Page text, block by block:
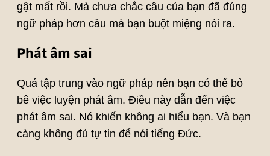
gật mất rồi. Mà chưa chắc câu của bạn đã đúng
ngữ pháp hơn câu mà bạn buột miệng nói ra.
Phát âm sai
Quá tập trung vào ngữ pháp nên bạn có thể bỏ
bê việc luyện phát âm. Điều này dẫn đến việc
phát âm sai. Nó khiến không ai hiểu bạn. Và bạn
càng không đủ tự tin để nói tiếng Đức.